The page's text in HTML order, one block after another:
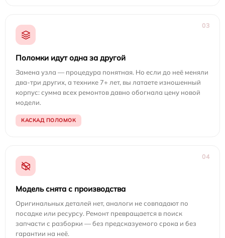
03
Поломки идут одна за другой
Замена узла — процедура понятная. Но если до неё меняли
два-три других, а технике 7+ лет, вы латаете изношенный
корпус: сумма всех ремонтов давно обогнала цену новой
модели.
КАСКАД ПОЛОМОК
04
Модель снята с производства
Оригинальных деталей нет, аналоги не совпадают по
посадке или ресурсу. Ремонт превращается в поиск
запчасти с разборки — без предсказуемого срока и без
гарантии на неё.